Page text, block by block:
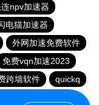
npv加速器
电猫加速器
外网加速免费软件
免费vqn加速2023
跨墙软件
quickq